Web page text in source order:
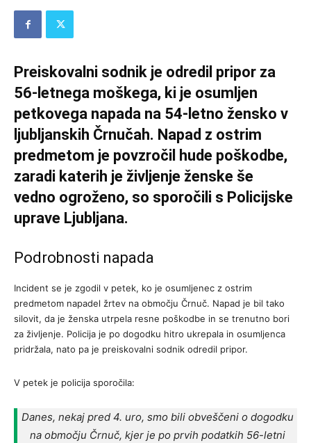
Preiskovalni sodnik je odredil pripor za
56-letnega moškega, ki je osumljen
petkovega napada na 54-letno žensko v
ljubljanskih Črnučah. Napad z ostrim
predmetom je povzročil hude poškodbe,
zaradi katerih je življenje ženske še
vedno ogroženo, so sporočili s Policijske
uprave Ljubljana.
Podrobnosti napada
Incident se je zgodil v petek, ko je osumljenec z ostrim
predmetom napadel žrtev na območju Črnuč. Napad je bil tako
silovit, da je ženska utrpela resne poškodbe in se trenutno bori
za življenje. Policija je po dogodku hitro ukrepala in osumljenca
pridržala, nato pa je preiskovalni sodnik odredil pripor.
V petek je policija sporočila:
Danes, nekaj pred 4. uro, smo bili obveščeni o dogodku
na območju Črnuč, kjer je po prvih podatkih 56-letni